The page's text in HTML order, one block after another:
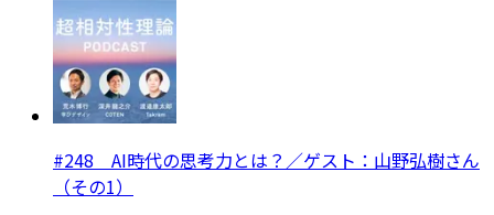
#248 AI時代の思考力とは？／ゲスト：山野弘樹さん
（その1）